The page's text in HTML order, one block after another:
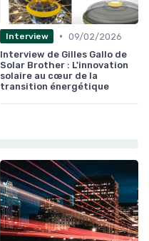
Interview • 09/02/2026
Interview de Gilles Gallo de
Solar Brother : L'innovation
solaire au cœur de la
transition énergétique